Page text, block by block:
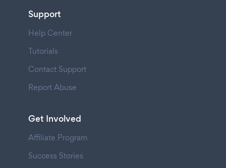
Support
Help Center
Tutorials
Contact Support
Report Abuse
Get Involved
Affiliate Program
Success Stories